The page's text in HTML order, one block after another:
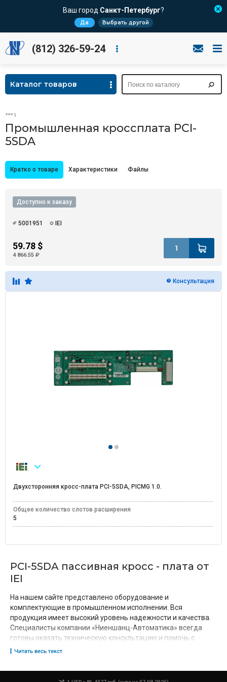
Ваш город Санкт-Петербург?
Да Выбрать другой
(812) 326-59-24
Каталог товаров
Промышленная кроссплата PCI-
5SDA
Кратко о товаре Характеристики Файлы
Доступно к заказу
5001951 IEI
59.78 $
4 866.55 ₽
Консультация
Двухсторонняя кросс-плата PCI-5SDA, PICMG 1.0.
Общее количество слотов расширения
5
PCI-5SDA пассивная кросс - плата от
IEI
На нашем сайте представлено оборудование и
комплектующие в промышленном исполнении. Вся
продукция имеет высокий уровень надежности и качества.
Специалисты компании «Ниеншанц-Автоматика» всегда
готовы оказать техническую консультацию и помочь с
выбором необходимого оборудования.
Промышленные кросс-платы |
Читать весь текст